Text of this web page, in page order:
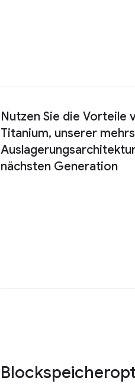
Nutzen Sie die Vorteile
Titanium, unserer
nächsten Generation